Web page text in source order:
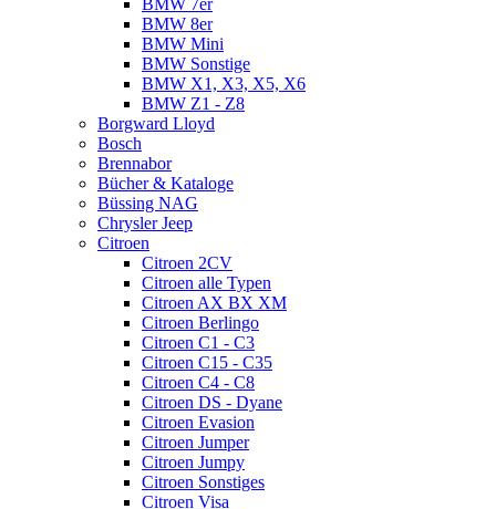
BMW 7er
BMW 8er
BMW Mini
BMW Sonstige
BMW X1, X3, X5, X6
BMW Z1 - Z8
Borgward Lloyd
Bosch
Brennabor
Bücher & Kataloge
Büssing NAG
Chrysler Jeep
Citroen
Citroen 2CV
Citroen alle Typen
Citroen AX BX XM
Citroen Berlingo
Citroen C1 - C3
Citroen C15 - C35
Citroen C4 - C8
Citroen DS - Dyane
Citroen Evasion
Citroen Jumper
Citroen Jumpy
Citroen Sonstiges
Citroen Visa